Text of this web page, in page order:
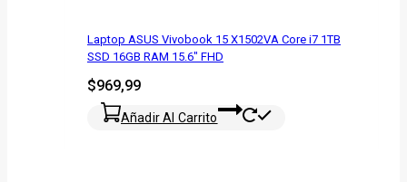
Laptop ASUS Vivobook 15 X1502VA Core i7 1TB
SSD 16GB RAM 15.6″ FHD
$969,99
Añadir Al Carrito